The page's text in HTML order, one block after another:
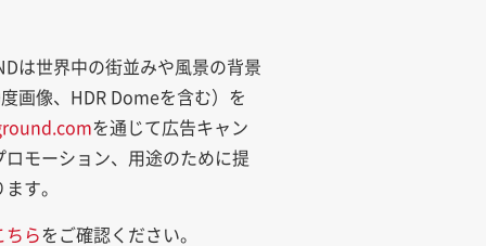
は世界中の街並みや風景の背景
画像、HDR Domeを含む）を
を通じて広告キャン
ロモーション、用途のために提
す。
ちらをご確認ください。